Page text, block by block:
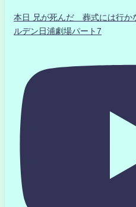
本日 兄が死んだ 葬式には行
ルデン日浦劇場パート7